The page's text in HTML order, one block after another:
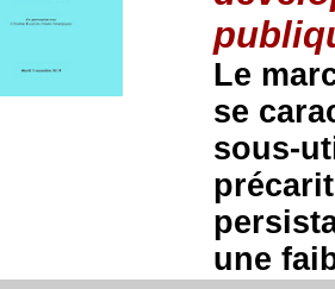
Le
se
sous-
une